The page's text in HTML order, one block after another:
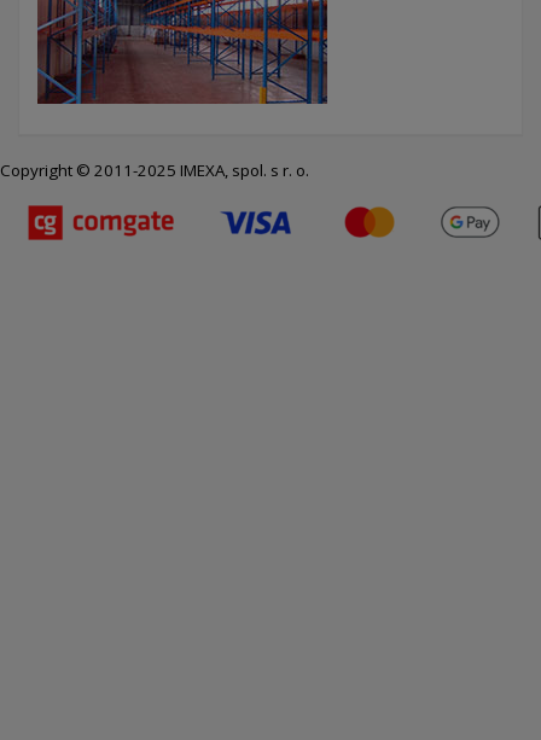
Copyright © 2011-2025 IMEXA, spol. s r. o.